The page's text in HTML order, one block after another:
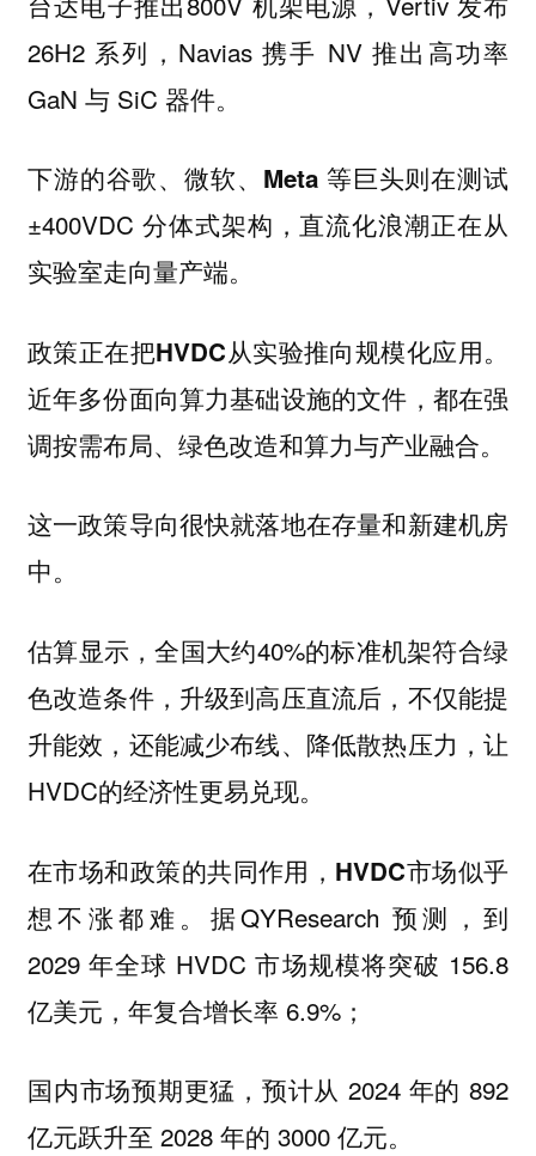
26H2 系列，Navias 携手 NV 推出高功率
GaN 与 SiC 器件。
下游的谷歌、微软、Meta 等巨头则在测试
±400VDC 分体式架构，直流化浪潮正在从
实验室走向量产端。
政策正在把HVDC从实验推向规模化应用。
近年多份面向算力基础设施的文件，都在强
调按需布局、绿色改造和算力与产业融合。
这一政策导向很快就落地在存量和新建机房
中。
估算显示，全国大约40%的标准机架符合绿
色改造条件，升级到高压直流后，不仅能提
升能效，还能减少布线、降低散热压力，让
HVDC的经济性更易兑现。
在市场和政策的共同作用，HVDC市场似乎
想不涨都难。 据QYResearch 预测，到
2029 年全球 HVDC 市场规模将突破 156.8
亿美元，年复合增长率 6.9%；
国内市场预期更猛，预计从 2024 年的 892
亿元跃升至 2028 年的 3000 亿元。